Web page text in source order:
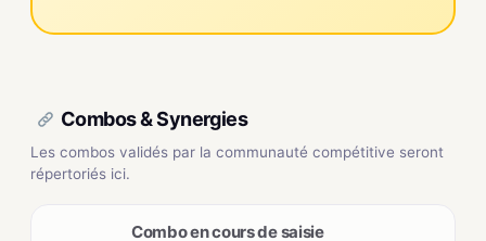
Combos & Synergies
Les combos validés par la communauté compétitive seront
répertoriés ici.
Combo en cours de saisie